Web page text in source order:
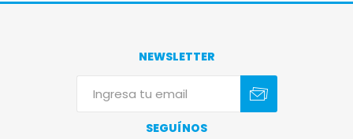
NEWSLETTER
SEGUÍNOS